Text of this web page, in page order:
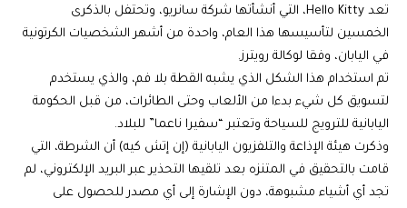
تعد Hello Kitty، التي أنشأتها شركة سانريو، وتحتفل بالذكرى
الخمسين لتأسيسها هذا العام، واحدة من أشهر الشخصيات الكرتونية
في اليابان، وفقا لوكالة رويترز.
تم استخدام هذا الشكل الذي يشبه القطة بلا فم، والذي يستخدم
لتسويق كل شيء بدءا من الألعاب وحتى الطائرات، من قبل الحكومة
اليابانية للترويج للسياحة وتعتبر “سفيرا ناعما” للبلاد.
وذكرت هيئة الإذاعة والتلفزيون اليابانية (إن إتش كيه) أن الشرطة، التي
قامت بالتحقيق في المتنزه بعد تلقيها التحذير عبر البريد الإلكتروني، لم
تجد أي أشياء مشبوهة، دون الإشارة إلى أي مصدر للحصول على